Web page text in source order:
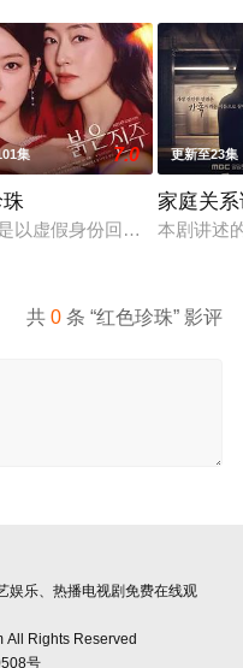
多英,金惠玉,鲜于在德,尹
集 7.0
以虚假身份回归的两个女人
更新至23集
家庭关
本剧讲述
共0 条 “红色珍珠” 影评
娱乐、热播电视剧免费在线观
Rights Reserved
号